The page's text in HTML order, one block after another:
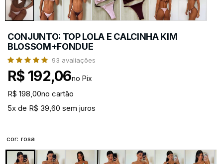
CONJUNTO: TOP LOLA E CALCINHA KIM
BLOSSOM+FONDUE
93 avaliações
R$ 192,06no Pix
R$ 198,00no cartão
5x de R$ 39,60 sem juros
cor: rosa